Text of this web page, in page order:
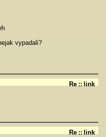
vypadali?
Re :: link
Re :: link